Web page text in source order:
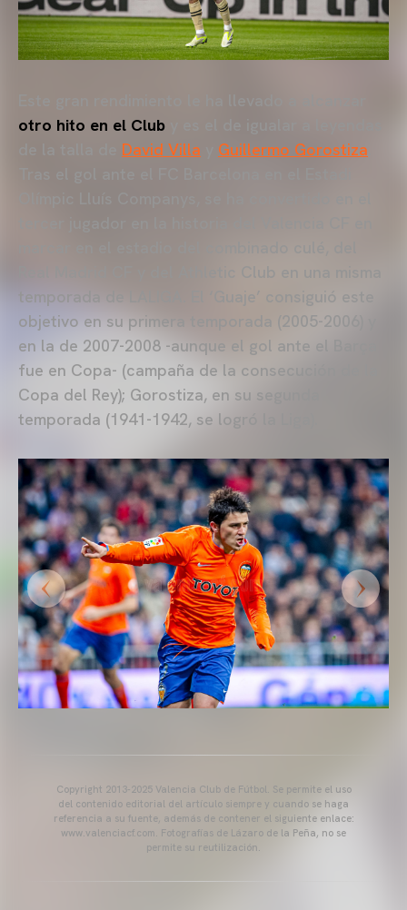
otro hito en el Club
David Villa Guillermo Gorostiza
temporada de LALIGA. El ‘Guaje’ consiguió este
objetivo en su primera temporada (2005-2006) y
en la de 2007-2008 -aunque el gol ante el Barça
fue en Copa- (campaña de la consecución de la
Copa del Rey); Gorostiza, en su segunda
temporada (1941-1942, se logró la Liga).
Copyright 2013-2025 Valencia Club de Fútbol. Se permite el uso
del contenido editorial del artículo siempre y cuando se haga
referencia a su fuente, además de contener el siguiente enlace:
www.valenciacf.com. Fotografías de Lázaro de la Peña, no se
permite su reutilización.